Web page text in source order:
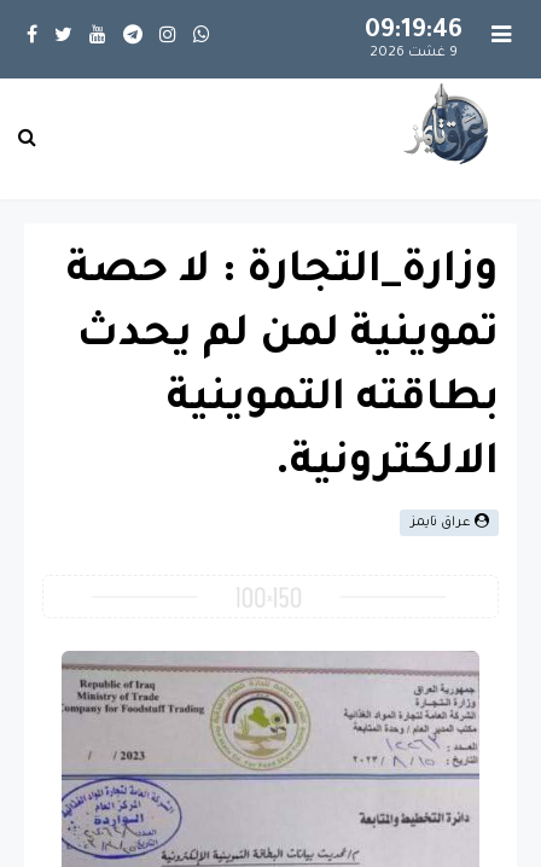
09:19:47
9 غشت 2026
وزارة_التجارة : لا حصة
تموينية لمن لم يحدث
بطاقته التموينية
الالكترونية.
عراق تايمز